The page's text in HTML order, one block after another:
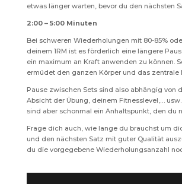
etwas länger warten, bevor du den nächsten
2:00 – 5:00 Minuten
Bei schweren Wiederholungen mit 80-85%
deinem 1RM ist es förderlich eine längere
ein maximum an Kraft anwenden zu können.
ermüdet den ganzen Körper und das zentrale
Pause zwischen Sets sind also abhängig von
Absicht der Übung, deinem Fitnesslevel,…
sind aber schonmal ein Anhaltspunkt, den du
Frage dich auch, wie lange du brauchst um
und den nächsten Satz mit guter Qualität
du die vorgegebene Wiederholungsanzahl